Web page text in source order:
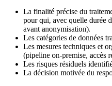
La finalité précise du
pour qui, avec quelle durée
avant anonymisation).
Les catégories de données
Les mesures techniques et
(pipeline on-premise, accès
Les risques résiduels
La décision motivée du